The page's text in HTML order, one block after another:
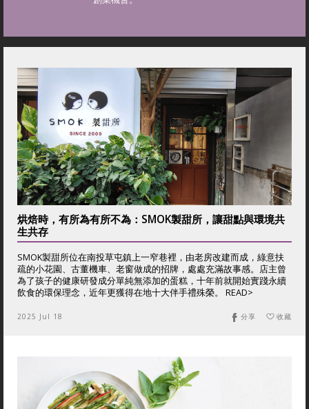
烘焙時，有所為有所不為：SMOK製甜所，讓甜點與環境共
生共存
SMOK製甜所位在南投草屯鎮上一窄巷裡，由老房改建而成，綠意扶
疏的小花園、古董機車、老窗做成的招牌，處處充滿故事感。店主曾
為了孩子的健康研發成分單純無添加的蛋糕，十年前就開始實踐永續
飲食的環保理念，近年更獲得在地十大伴手禮殊榮。 READ>
2025 Jul 18 收藏
分享